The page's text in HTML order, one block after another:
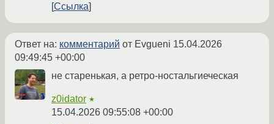
Ссылка
Ответ на: комментарий от Evgueni 15.04.2026
09:49:45 +00:00
не старенькая, а ретро-ностальгиеческая
z0idator ★
15.04.2026 09:55:08 +00:00